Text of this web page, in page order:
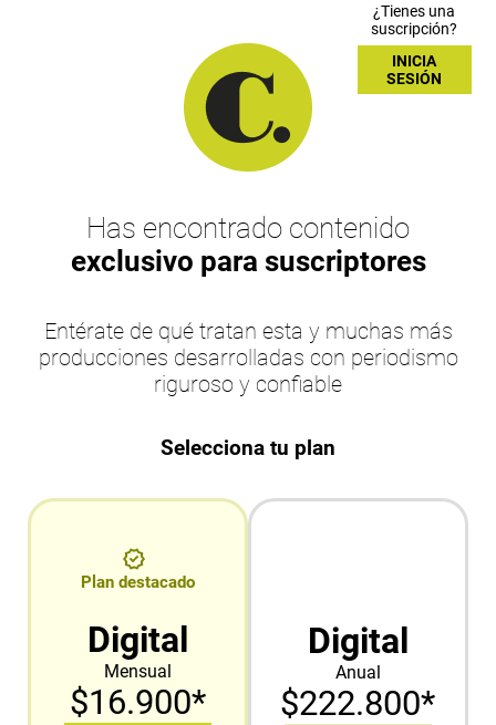
¿Tienes una
suscripción?
INICIA
SESIÓN
Has encontrado contenido
exclusivo para suscriptores
Entérate de qué tratan esta y muchas más
producciones desarrolladas con periodismo
riguroso y confiable
Selecciona tu plan
Plan destacado
Digital
Mensual
$16.900*
Digital
Anual
$222.800*